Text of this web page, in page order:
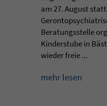
am 27. August
Beratungsstelle
Kinderstube in
wieder freie ...
mehr lesen